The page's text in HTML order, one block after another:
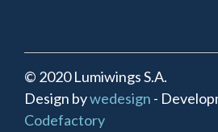
© 2020 Lumiwings S.A.
Design bywedesign -
Codefactory